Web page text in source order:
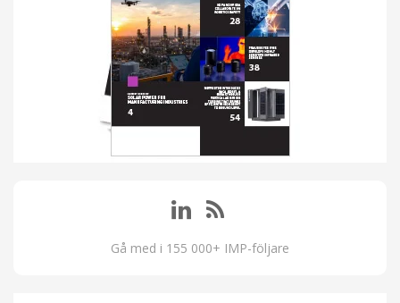
Gå med i 155 000+ IMP-följare